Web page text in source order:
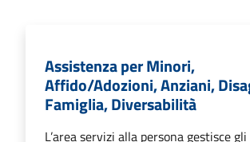
Assistenza per Minori,
Affido/Adozioni, Anziani,
Famiglia, Diversabilità
L’area servizi alla persona gestisce gli